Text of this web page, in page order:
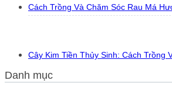
Cách Trồng Và Chăm Sóc Rau Má
Cây Kim Tiền Thủy Sinh: Cách Trồng
Danh mục